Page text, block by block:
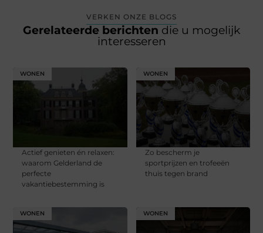
VERKEN ONZE BLOGS
Gerelateerde berichten die u mogelijk
interesseren
WONEN
Actief genieten én relaxen:
waarom Gelderland de
perfecte
vakantiebestemming is
WONEN
Zo bescherm je
sportprijzen en trofeeën
thuis tegen brand
WONEN WONEN